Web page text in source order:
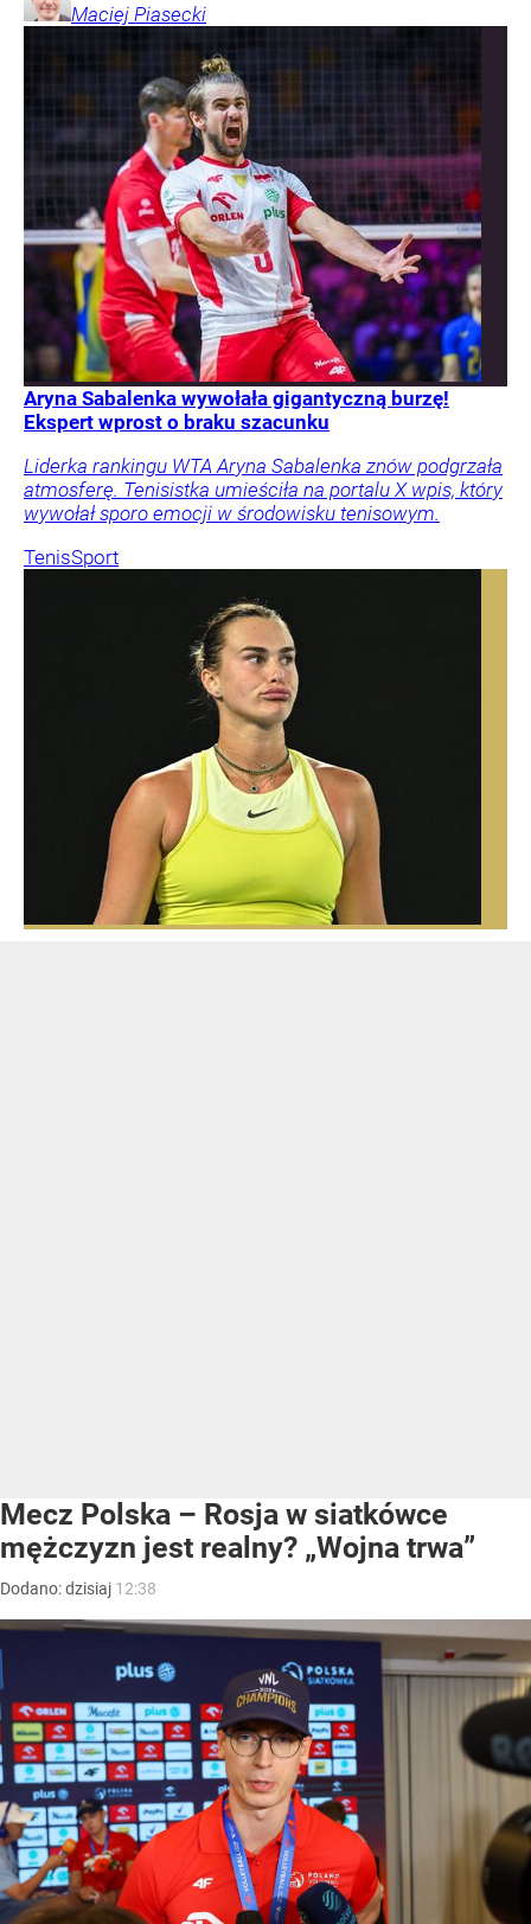
Maciej Piasecki
Aryna Sabalenka wywołała gigantyczną burzę!
Ekspert wprost o braku szacunku
Liderka rankingu WTA Aryna Sabalenka znów podgrzała
atmosferę. Tenisistka umieściła na portalu X wpis, który
wywołał sporo emocji w środowisku tenisowym.
TenisSport
Mecz Polska – Rosja w siatkówce
mężczyzn jest realny? „Wojna trwa”
Dodano:dzisiaj 12:38